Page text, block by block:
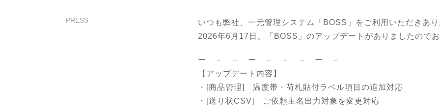
PRESS
いつも弊社、一元管理システム「BOSS」をご利用いただきあ
2026年6月17日、「BOSS」のアップデートがありましたので
ー － － ー － － － ー －
【アップデート内容】
・[商品管理] 温度帯・荷札貼付ラベル項目の追加対応
・[送り状CSV] ご依頼主名出力対象を変更対応